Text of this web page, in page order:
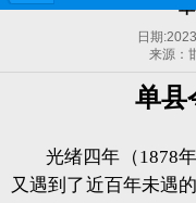
日期:
来源：
单县
光绪四年（1878
又遇到了近百年未遇